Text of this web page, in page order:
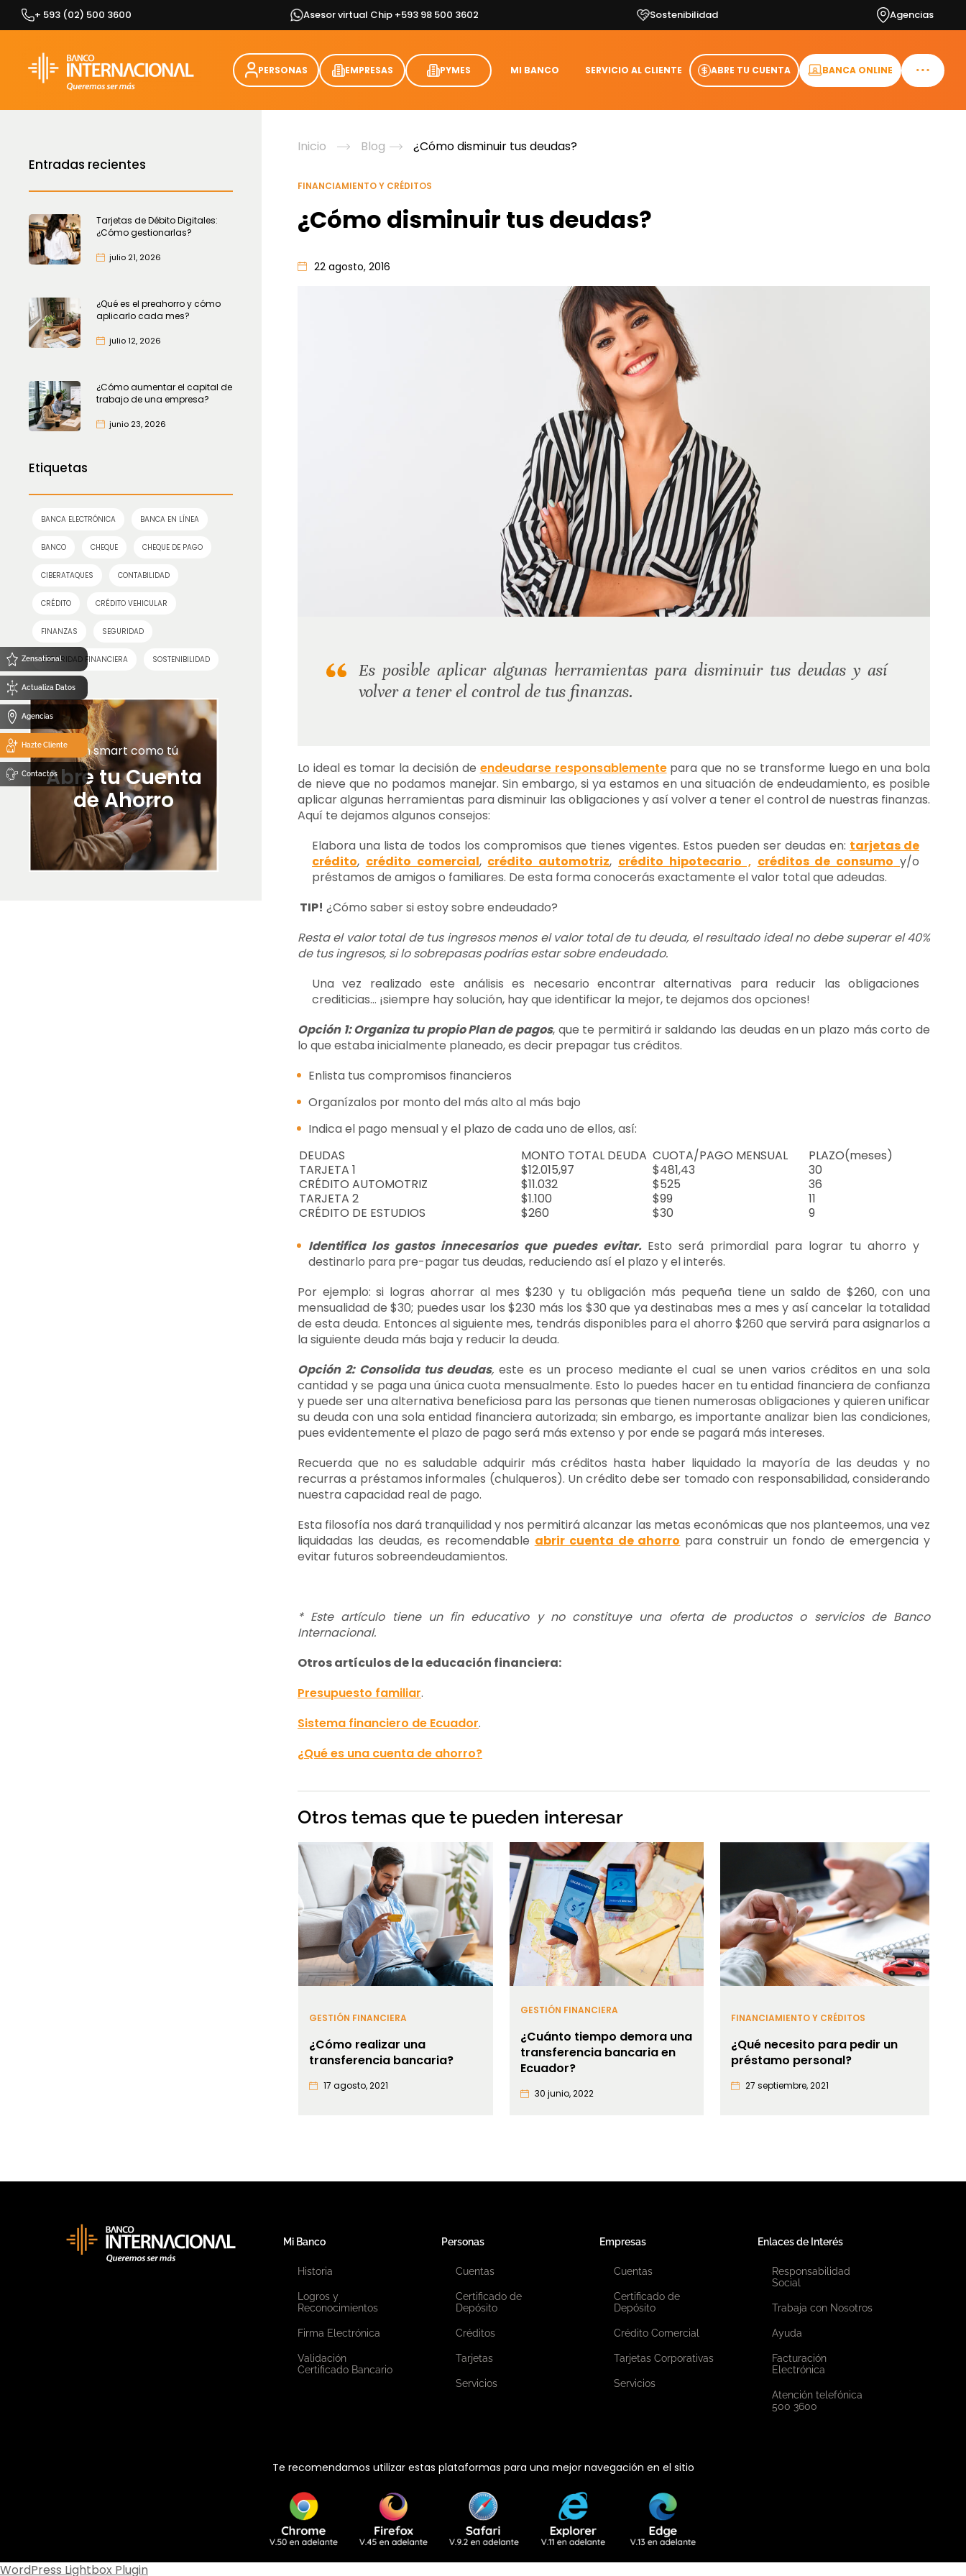
Zensational
Actualiza Datos
Agencias
Hazte Cliente
Contactos
Skip
+ 593 (02) 500 3600 Asesor virtual Chip +593 98 500 3602 Sostenibilidad Agencias
PERSONAS EMPRESAS PYMES MI BANCO SERVICIO AL CLIENTE ABRE TU CUENTA BANCA ONLINE
Entradas recientes
Tarjetas de Débito Digitales:
¿Cómo gestionarlas?
julio 21, 2026
¿Qué es el preahorro y cómo
aplicarlo cada mes?
julio 12, 2026
¿Cómo aumentar el capital de
trabajo de una empresa?
junio 23, 2026
Etiquetas
BANCA ELECTRÓNICA BANCA EN LÍNEA
BANCO CHEQUE CHEQUE DE PAGO
CIBERATAQUES CONTABILIDAD
CRÉDITO CRÉDITO VEHICULAR
FINANZAS SEGURIDAD
SEGURIDAD FINANCIERA SOSTENIBILIDAD
Tan smart como tú
Abre tu Cuenta
de Ahorro
Inicio Blog ¿Cómo disminuir tus deudas?
FINANCIAMIENTO Y CRÉDITOS
¿Cómo disminuir tus deudas?
22 agosto, 2016
Es posible aplicar algunas herramientas para disminuir tus deudas y así
volver a tener el control de tus finanzas.
Lo ideal es tomar la decisión de endeudarse responsablementepara que no se transforme luego en una bola
de nieve que no podamos manejar. Sin embargo, si ya estamos en una situación de endeudamiento, es posible
aplicar algunas herramientas para disminuir las obligaciones y así volver a tener el control de nuestras finanzas.
Aquí te dejamos algunos consejos:
Elabora una lista de todos los compromisos que tienes vigentes. Estos pueden ser deudas en: tarjetas de
crédito, crédito comercial, crédito automotriz, crédito hipotecario , créditos de consumo y/o
préstamos de amigos o familiares. De esta forma conocerás exactamente el valor total que adeudas.
TIP! ¿Cómo saber si estoy sobre endeudado?
Resta el valor total de tus ingresos menos el valor total de tu deuda, el resultado ideal no debe superar el 40%
de tus ingresos, si lo sobrepasas podrías estar sobre endeudado.
Una vez realizado este análisis es necesario encontrar alternativas para reducir las obligaciones
crediticias… ¡siempre hay solución, hay que identificar la mejor, te dejamos dos opciones!
Opción 1: Organiza tu propio Plan de pagos, que te permitirá ir saldando las deudas en un plazo más corto de
lo que estaba inicialmente planeado, es decir prepagar tus créditos.
Enlista tus compromisos financieros
Organízalos por monto del más alto al más bajo
Indica el pago mensual y el plazo de cada uno de ellos, así:
DEUDAS
MONTO TOTAL DEUDA CUOTA/PAGO MENSUAL
PLAZO(meses)
TARJETA 1
$12.015,97 $481,43
30
CRÉDITO AUTOMOTRIZ
$11.032 $525
36
TARJETA 2
$1.100 $99
11
CRÉDITO DE ESTUDIOS
$260 $30
9
Identifica los gastos innecesarios que puedes evitar. Esto será primordial para lograr tu ahorro y
destinarlo para pre-pagar tus deudas, reduciendo así el plazo y el interés.
Por ejemplo: si logras ahorrar al mes $230 y tu obligación más pequeña tiene un saldo de $260, con una
mensualidad de $30; puedes usar los $230 más los $30 que ya destinabas mes a mes y así cancelar la totalidad
de esta deuda. Entonces al siguiente mes, tendrás disponibles para el ahorro $260 que servirá para asignarlos a
la siguiente deuda más baja y reducir la deuda.
Opción 2: Consolida tus deudas, este es un proceso mediante el cual se unen varios créditos en una sola
cantidad y se paga una única cuota mensualmente. Esto lo puedes hacer en tu entidad financiera de confianza
y puede ser una alternativa beneficiosa para las personas que tienen numerosas obligaciones y quieren unificar
su deuda con una sola entidad financiera autorizada; sin embargo, es importante analizar bien las condiciones,
pues evidentemente el plazo de pago será más extenso y por ende se pagará más intereses.
Recuerda que no es saludable adquirir más créditos hasta haber liquidado la mayoría de las deudas y no
recurras a préstamos informales (chulqueros). Un crédito debe ser tomado con responsabilidad, considerando
nuestra capacidad real de pago.
Esta filosofía nos dará tranquilidad y nos permitirá alcanzar las metas económicas que nos planteemos, una vez
liquidadas las deudas, es recomendable abrir cuenta de ahorro para construir un fondo de emergencia y
evitar futuros sobreendeudamientos.
* Este artículo tiene un fin educativo y no constituye una oferta de productos o servicios de Banco
Internacional.
Otros artículos de la educación financiera:
Presupuesto familiar.
Sistema financiero de Ecuador.
¿Qué es una cuenta de ahorro?
Otros temas que te pueden interesar
GESTIÓN FINANCIERA
¿Cómo realizar una
transferencia bancaria?
17 agosto, 2021
GESTIÓN FINANCIERA
¿Cuánto tiempo demora una
transferencia bancaria en
Ecuador?
30 junio, 2022
FINANCIAMIENTO Y CRÉDITOS
¿Qué necesito para pedir un
préstamo personal?
27 septiembre, 2021
Mi Banco
Historia
Logros y
Reconocimientos
Firma Electrónica
Validación
Certificado Bancario
Personas
Cuentas
Certificado de
Depósito
Créditos
Tarjetas
Servicios
Empresas
Cuentas
Certificado de
Depósito
Crédito Comercial
Tarjetas Corporativas
Servicios
Enlaces de Interés
Responsabilidad
Social
Trabaja con Nosotros
Ayuda
Facturación
Electrónica
Atención telefónica
500 3600
Te recomendamos utilizar estas plataformas para una mejor navegación en el sitio
WordPress Lightbox Plugin